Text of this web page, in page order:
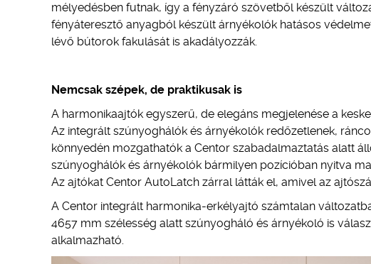
mélyedésben futnak, így a fényzáró szövetből készült
fényáteresztő anyagból készült árnyékolók hatásos
lévő bútorok fakulását is akadályozzák.
Nemcsak szépek, de praktikusak is
A harmonikaajtók egyszerű, de elegáns megjelenése a
Az integrált szúnyoghálók és árnyékolók redőzetlenek,
könnyedén mozgathatók a Centor szabadalmaztatás alatt
szúnyoghálók és árnyékolók bármilyen pozícióban nyitva
Az ajtókat Centor AutoLatch zárral látták el, amivel az
A Centor integrált harmonika-erkélyajtó számtalan
4657 mm szélesség alatt szúnyogháló és árnyékoló is
alkalmazható.